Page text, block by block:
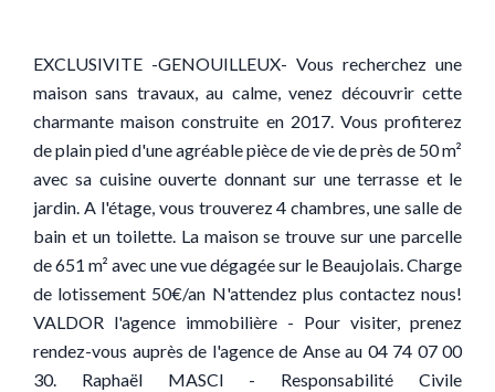
EXCLUSIVITE -GENOUILLEUX- Vous recherchez une
maison sans travaux, au calme, venez découvrir cette
charmante maison construite en 2017. Vous profiterez
de plain pied d'une agréable pièce de vie de près de 50 m²
avec sa cuisine ouverte donnant sur une terrasse et le
jardin. A l'étage, vous trouverez 4 chambres, une salle de
bain et un toilette. La maison se trouve sur une parcelle
de 651 m² avec une vue dégagée sur le Beaujolais. Charge
de lotissement 50€/an N'attendez plus contactez nous!
VALDOR l'agence immobilière - Pour visiter, prenez
rendez-vous auprès de l'agence de Anse au 04 74 07 00
30. Raphaël MASCI - Responsabilité Civile